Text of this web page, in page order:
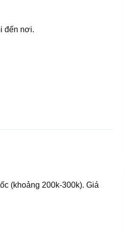
đến nơi.
(khoảng 200k-300k). Giá